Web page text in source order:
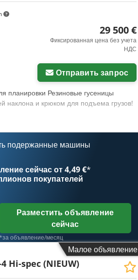
29 500 €
Фиксированная цена без учета
НДС
Отправить запрос
планировки Резиновые гусеницы
наклона и крюком для подъема грузов!
подержанные машины
сейчас от 4,49 €*
покупателей
Разместить объявление
сейчас
объявление/месяц
Малое объявление
4 Hi-spec (NIEUW)